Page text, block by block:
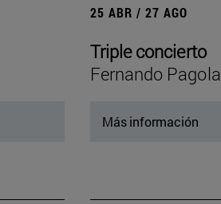
25 ABR / 27 AGO
Triple concierto
Fernando Pagola
Más información